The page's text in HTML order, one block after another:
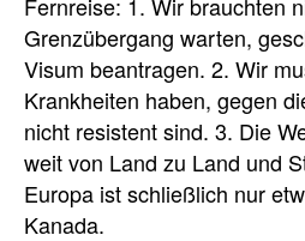
Grenzübergang warten,
Visum beantragen. 2. Wir
Krankheiten haben, gegen
nicht resistent sind. 3. Die
weit von Land zu Land und
Europa ist schließlich nur
Kanada.